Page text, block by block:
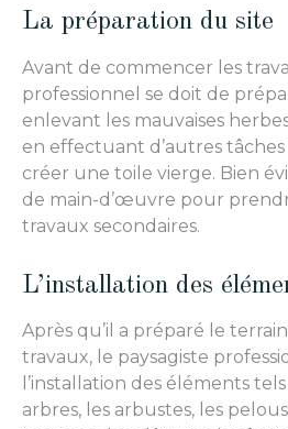
La préparation du site
Avant de commencer les
professionnel se doit de
enlevant les mauvaises
en effectuant d’autres tâches
créer une toile vierge. Bien
de main-d’œuvre pour
travaux secondaires.
L’installation des
Après qu’il a préparé le
travaux, le paysagiste
l’installation des éléments
arbres, les arbustes, les